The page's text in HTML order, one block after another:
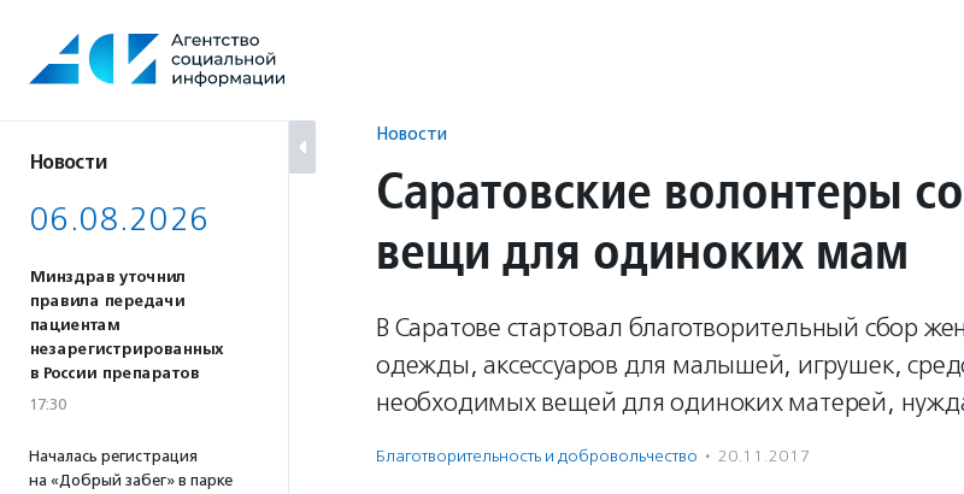
содержанию
Новости
06.08.2026
Минздрав уточнил
правила передачи
пациентам
незарегистрированных
в России препаратов
17:30
Началась регистрация
на «Добрый забег» в парке
Новости
Саратовские волонтеры
вещи для одиноких мам
В Саратове стартовал благотворительный сбор
одежды, аксессуаров для малышей, игрушек,
необходимых вещей для одиноких матерей,
Благотвори­тель­ность и доброволь­чест­во · 20.11.2017